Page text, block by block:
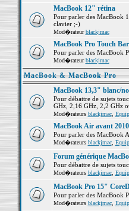
MacBook 12" rétina
Pour parler des MacBook
clavier ;-)
Mod�rateurblackjmac
MacBook Pro Touch Bar
Pour parler des MacBook
Mod�rateurblackjmac
MacBook & MacBook Pro
MacBook 13,3" blanc/
Pour débattre de sujets
GHz, 2,16 GHz, 2,2 GHz
Mod�rateurs blackjmac,
MacBook Air avant 2010
Pour parler des MacBook
Mod�rateurs blackjmac,
Forum générique
Pour débattre de sujets
Mod�rateurs blackjmac,
MacBook Pro 15"
Pour parler des MacBook
Mod�rateurs blackjmac,